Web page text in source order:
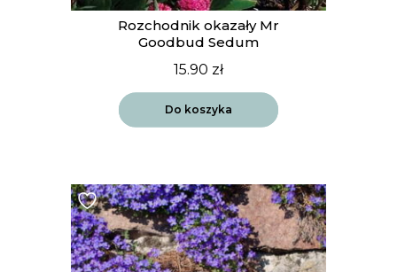
Rozchodnik okazały Mr
Goodbud Sedum
15.90 zł
Do koszyka